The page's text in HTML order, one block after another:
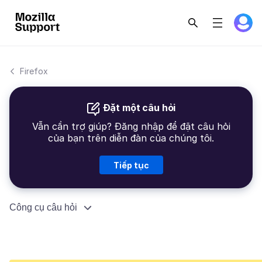
Firefox
Đặt một câu hỏi
Vẫn cần trợ giúp? Đăng nhập để đặt câu hỏi
của bạn trên diễn đàn của chúng tôi.
Tiếp tục
Công cụ câu hỏi